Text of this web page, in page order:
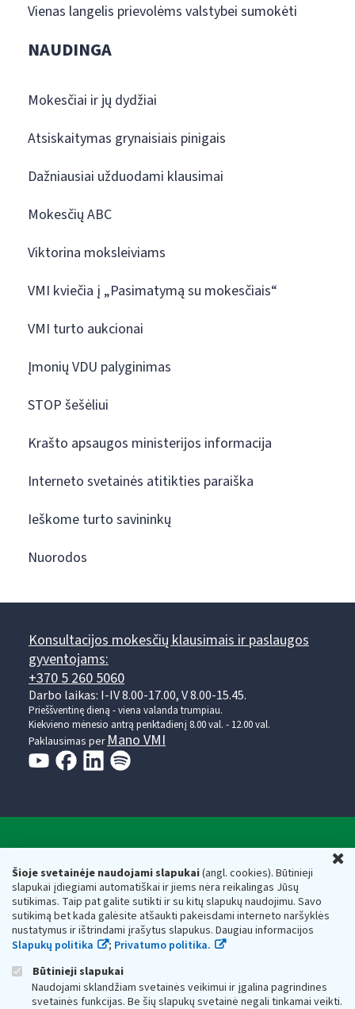
Šioje svetainėje naudojami slapukai(angl. cookies). Būtinieji
slapukai įdiegiami automatiškai ir jiems nėra reikalingas Jūsų
sutikimas. Taip pat galite sutikti ir su kitų slapukų naudojimu. Savo
sutikimą bet kada galėsite atšaukti pakeisdami interneto naršyklės
nustatymus ir ištrindami įrašytus slapukus. Daugiau informacijos
Slapukų politika
; Privatumo politika.
Būtinieji slapukai
Naudojami sklandžiam svetainės veikimui ir įgalina pagrindines
svetainės funkcijas. Be šių slapukų svetainė negali tinkamai veikti.
Vienas langelis prievolėms valstybei sumokėti
NAUDINGA
Mokesčiai ir jų dydžiai
Atsiskaitymas grynaisiais pinigais
Dažniausiai užduodami klausimai
Mokesčių ABC
Viktorina moksleiviams
VMI kviečia į „Pasimatymą su mokesčiais“
VMI turto aukcionai
Įmonių VDU palyginimas
STOP šešėliui
Krašto apsaugos ministerijos informacija
Interneto svetainės atitikties paraiška
Ieškome turto savininkų
Nuorodos
Konsultacijos mokesčių klausimais ir paslaugos
gyventojams:
+370 5 260 5060
Darbo laikas: I-IV 8.00-17.00, V 8.00-15.45.
Prieššventinę dieną - viena valanda trumpiau.
Kiekvieno mėnesio antrą penktadienį 8.00 val. - 12.00 val.
Paklausimas perMano VMI
Valstybinė mokesčių inspekcija prie Lietuvos
Respublikos finansų ministerijos
Biudžetinė įstaiga. Juridinio asmens kodas — 188659752,
adresas: Vasario 16-osios g. 14, 01107 Vilnius, Lietuva, el.paštas:
vmi@vmi.lt , E. pristatymo dėžutės adresas 188659752
Duomenys apie Valstybinę mokesčių inspekciją prie Lietuvos
Respublikos finansų ministerijos kaupiami ir saugomi Juridinių